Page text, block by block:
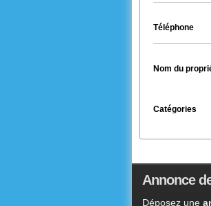
Téléphone
Nom du
Catégories
Annonce
Déposez une